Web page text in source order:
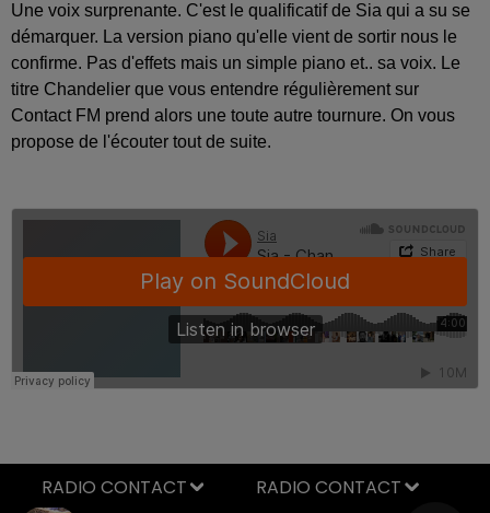
Une voix surprenante. C'est le qualificatif de Sia qui a su se
démarquer. La version piano qu'elle vient de sortir nous le
confirme. Pas d'effets mais un simple piano et.. sa voix. Le
titre Chandelier que vous entendre régulièrement sur
Contact FM prend alors une toute autre tournure. On vous
propose de l'écouter tout de suite.
RADIO CONTACT